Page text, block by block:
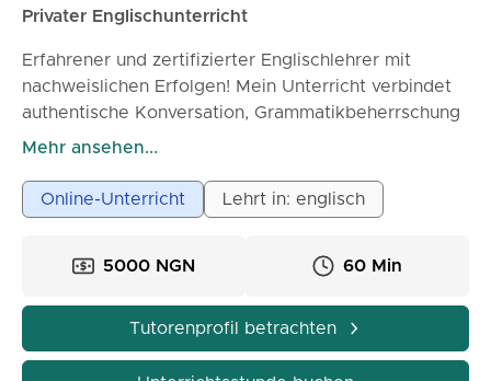
Privater Englischunterricht
Erfahrener und zertifizierter Englischlehrer mit
nachweislichen Erfolgen! Mein Unterricht verbindet
authentische Konversation, Grammatikbeherrschung
und Selbstvertrauenstraining – und verwandelt
Mehr ansehen...
Online-Unterricht Lehrt in: englisch
5000 NGN 60 Min
Tutorenprofil betrachten